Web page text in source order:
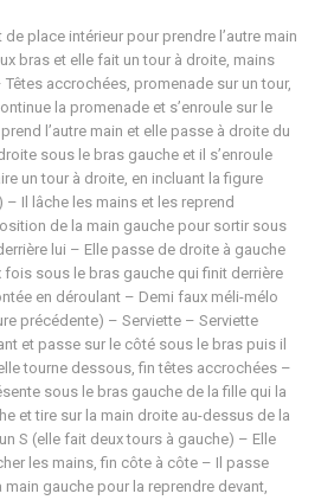
place intérieur pour prendre l’autre main
bras et elle fait un tour à droite, mains
accrochées, promenade sur un tour,
la promenade et s’enroule sur le
l’autre main et elle passe à droite du
sous le bras gauche et il s’enroule
un tour à droite, en incluant la figure
– Il lâche les mains et les reprend
de la main gauche pour sortir sous
lui – Elle passe de droite à gauche
fois sous le bras gauche qui finit derrière
en déroulant – Demi faux méli-mélo
précédente) – Serviette – Serviette
et passe sur le côté sous le bras puis il
tourne dessous, fin têtes accrochées –
sous le bras gauche de la fille qui la
et tire sur la main droite au-dessus de la
S (elle fait deux tours à gauche) – Elle
les mains, fin côte à côte – Il passe
gauche pour la reprendre devant,